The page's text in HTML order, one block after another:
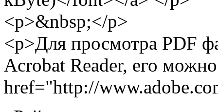
<p>&nbsp;</p>
<p>Для просмотра PDF
Acrobat Reader, его
href="http://